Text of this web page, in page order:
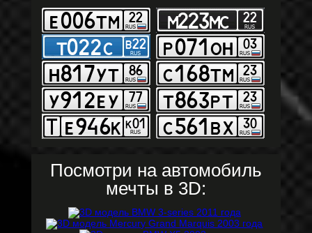
Посмотри на автомобиль
мечты в 3D: